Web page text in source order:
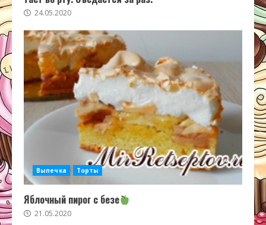
24.05.2020
Выпечка Торты
Яблочный пирог с безе
21.05.2020